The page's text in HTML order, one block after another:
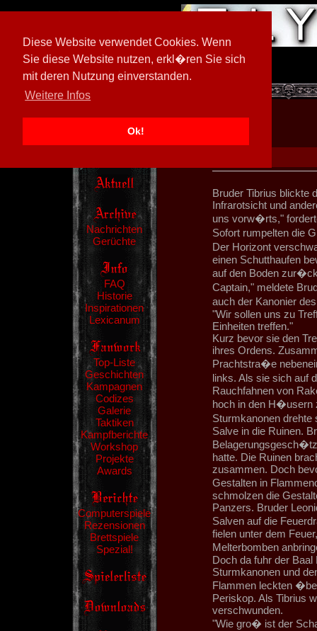
Diese Website verwendet Cookies. Wenn
Sie diese Website nutzen, erkl�ren Sie sich
mit deren Nutzung einverstanden.
Weitere Infos
Ok!
[ 594026/M3]
Nachrichten
Gerüchte
FAQ
Historie
Inspirationen
Lexicanum
Top-Liste
Geschichten
Kampagnen
Codizes
Galerie
Taktiken
Kampfberichte
Workshop
Projekte
Awards
Computerspiele
Rezensionen
Brettspiele
Spezial!
Bruder Tibrius blickte
Infrarotsicht und
uns vorw�rts,"
Sofort rumpelten die
Der Horizont
einen Schutthaufen
auf den Boden
Captain," meldete
auch der Kanonier
"Wir sollen uns zu
Einheiten treffen."
Kurz bevor sie den
ihres Ordens.
Prachtstra�e
links. Als sie sich auf
Rauchfahnen von
hoch in den H�usern
Sturmkanonen
Salve in die Ruinen.
hatte. Die Ruinen
zusammen. Doch
Gestalten in
schmolzen die
Panzers. Bruder
Salven auf die
fielen unter dem
Melterbomben
Doch da fuhr der
Sturmkanonen und
Flammen leckten
Periskop. Als Tibrius
verschwunden.
"Wie gro� ist der